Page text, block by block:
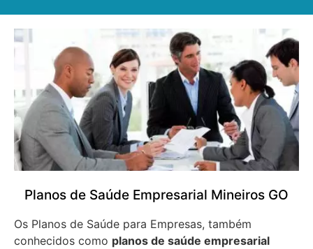
Planos de Saúde Empresarial Mineiros GO
Os Planos de Saúde para Empresas, também
conhecidos como planos de saúde empresarial